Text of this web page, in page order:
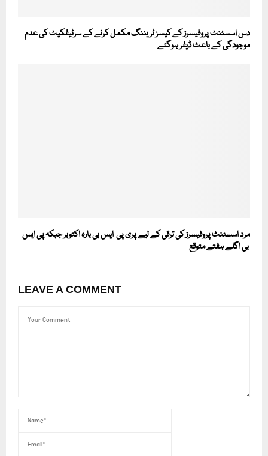
دس اسسٹنٹ پروفیسرز کے کیسز ٹریننگ مکمل کرنے کے سرٹیفکیٹ کی عدم
موجودگی کے باعث ڈیفر ہوگئے
مرد اسسٹنٹ پروفیسرز کی ترقی کے لیے پری پی ایس بی بارہ اکتوبر جبکہ پی ایس
LEAVE A COMMENT